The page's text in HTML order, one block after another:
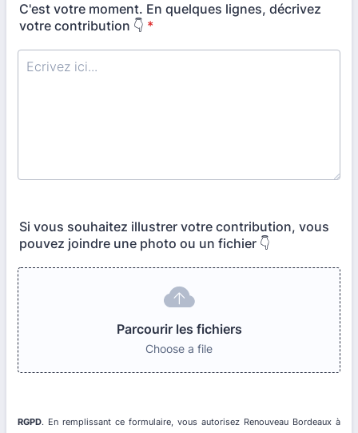
C'est votre moment. En quelques lignes, décrivez
votre contribution 👇 *
Si vous souhaitez illustrer votre contribution, vous
pouvez joindre une photo ou un fichier 👇
Parcourir les fichiers
Choose a file
RGPD. En remplissant ce formulaire, vous autorisez Renouveau Bordeaux à